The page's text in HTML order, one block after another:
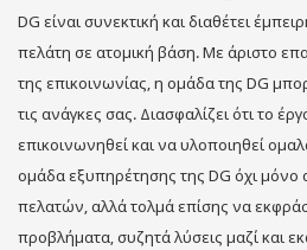
DG είναι συνεκτική και διαθέτει
πελάτη σε ατομική βάση. Με άριστο
της επικοινωνίας, η ομάδα της DG
τις ανάγκες σας. Διασφαλίζει ότι το
επικοινωνηθεί και να υλοποιηθεί
ομάδα εξυπηρέτησης της DG όχι μόνο
πελατών, αλλά τολμά επίσης να
προβλήματα, συζητά λύσεις μαζί και